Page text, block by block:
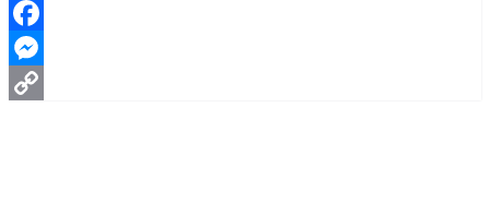
Line
Facebook
Messenger